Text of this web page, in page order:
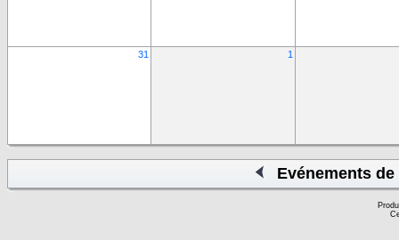
31 1
Evénements